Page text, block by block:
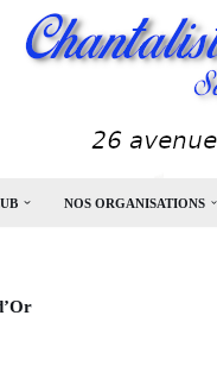
NOS ORGANISATIONS